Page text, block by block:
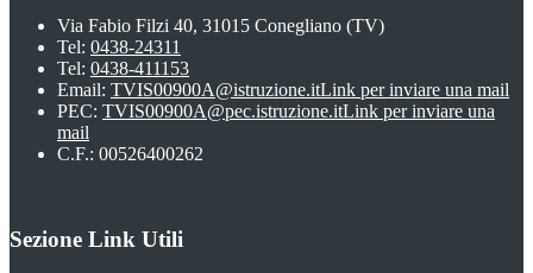
Via Fabio Filzi 40, 31015 Conegliano (TV)
Tel: 0438-24311
Tel: 0438-411153
Email: TVIS00900A@istruzione.itLink per inviare una mail
PEC: TVIS00900A@pec.istruzione.itLink per inviare una
mail
C.F.: 00526400262
Sezione Link Utili